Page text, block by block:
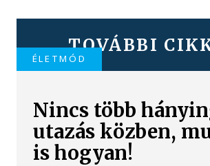
TOVÁBBI
ÉLETMÓD
Nincs több
utazás közben,
is hogyan!